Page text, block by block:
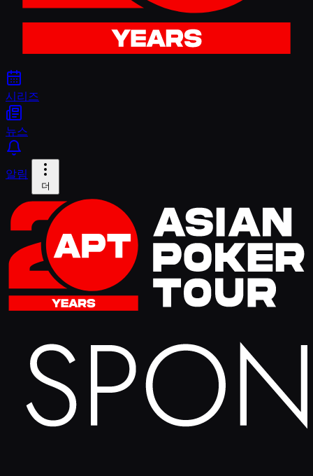
시리즈
뉴스
알림
더